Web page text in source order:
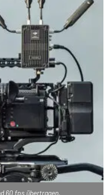
60 fps übertragen.